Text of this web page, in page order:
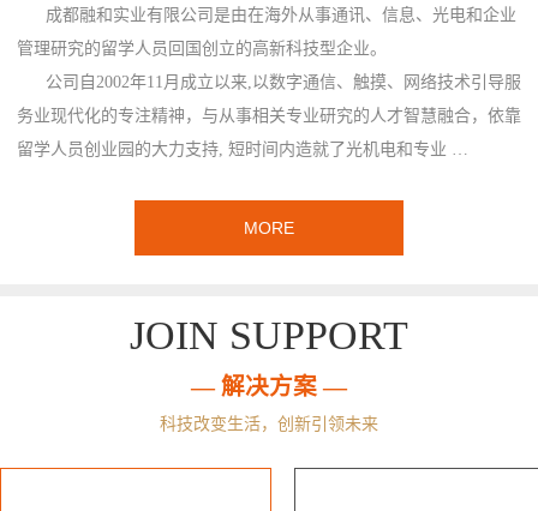
成都融和实业有限公司是由在海外从事通讯、信息、光电和企业
管理研究的留学人员回国创立的高新科技型企业。
公司自2002年11月成立以来,以数字通信、触摸、网络技术引导服
务业现代化的专注精神，与从事相关专业研究的人才智慧融合，依靠
留学人员创业园的大力支持, 短时间内造就了光机电和专业 …
MORE
JOIN SUPPORT
— 解决方案 —
科技改变生活，创新引领未来